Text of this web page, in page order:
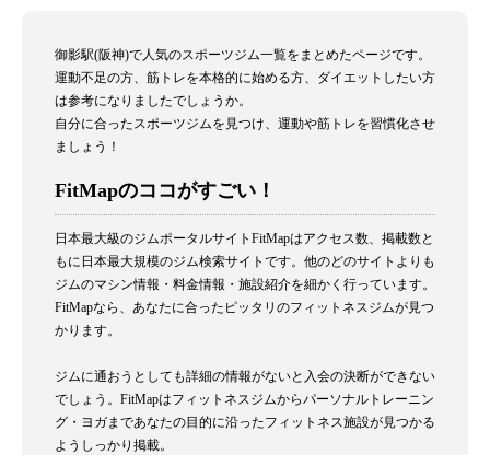
御影駅(阪神)で人気のスポーツジム一覧をまとめたページです。
運動不足の方、筋トレを本格的に始める方、ダイエットしたい方
は参考になりましたでしょうか。
自分に合ったスポーツジムを見つけ、運動や筋トレを習慣化させ
ましょう！
FitMapのココがすごい！
日本最大級のジムポータルサイトFitMapはアクセス数、掲載数と
もに日本最大規模のジム検索サイトです。他のどのサイトよりも
ジムのマシン情報・料金情報・施設紹介を細かく行っています。
FitMapなら、あなたに合ったピッタリのフィットネスジムが見つ
かります。
ジムに通おうとしても詳細の情報がないと入会の決断ができない
でしょう。FitMapはフィットネスジムからパーソナルトレーニン
グ・ヨガまであなたの目的に沿ったフィットネス施設が見つかる
ようしっかり掲載。